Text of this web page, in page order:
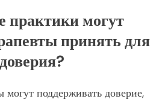
практики могут
принять для
поддерживать доверие,